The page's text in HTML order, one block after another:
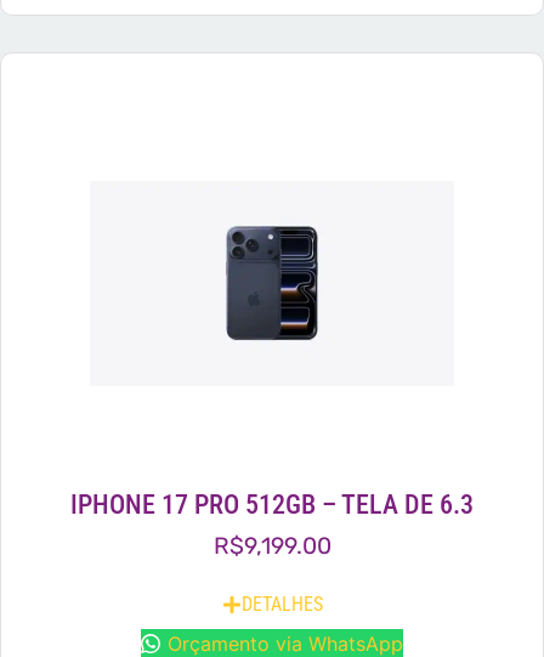
IPHONE 17 PRO 512GB – TELA DE 6.3
R$9,199.00
DETALHES
Orçamento via WhatsApp